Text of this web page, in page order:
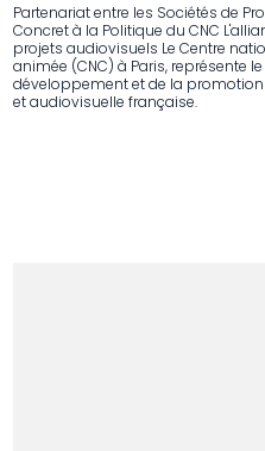
Partenariat entre les Sociétés de
Concret à la Politique du CNC
projets audiovisuels Le Centre
animée (CNC) à Paris, représente
développement et de la
et audiovisuelle française.